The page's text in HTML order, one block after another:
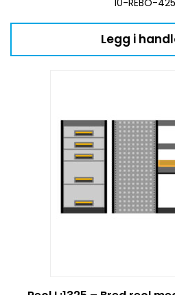
Legg i